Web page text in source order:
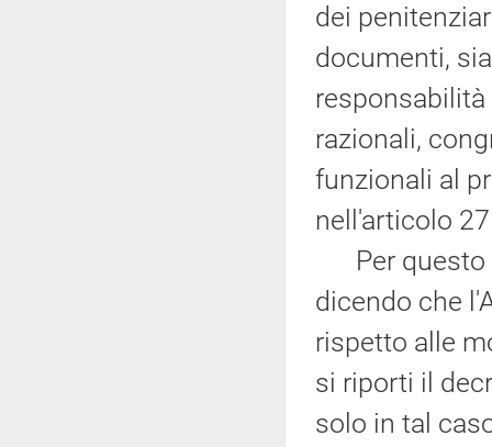
dei
documenti,
razionali,
funzionali al
nell'articolo
Per questo
dicendo che
rispetto alle
si riporti il
solo in tal